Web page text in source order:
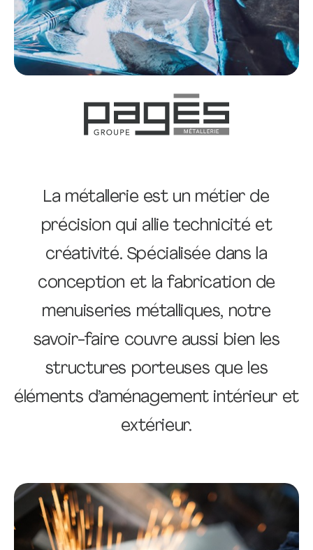
La métallerie est un métier de
précision qui allie technicité et
créativité. Spécialisée dans la
conception et la fabrication de
menuiseries métalliques, notre
savoir-faire couvre aussi bien les
structures porteuses que les
éléments d’aménagement intérieur et
extérieur.